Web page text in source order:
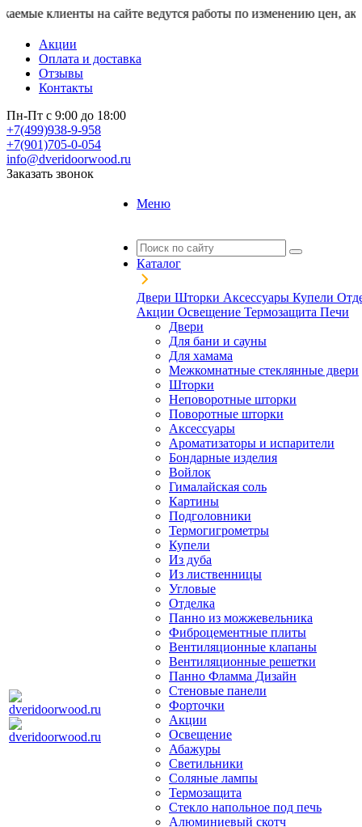
на сайте ведутся работы по изменению цен, актуальную
Акции
Оплата и доставка
Отзывы
Контакты
Пн-Пт с 9:00 до 18:00
+7(499)938-9-958
+7(901)705-0-054
info@dveridoorwood.ru
Заказать звонок
Меню
Каталог
Двери Шторки Аксессуары Купели
Акции Освещение Термозащита Печи
Двери
Для бани и сауны
Для хамама
Межкомнатные стеклянные двери
Шторки
Неповоротные шторки
Поворотные шторки
Аксессуары
Ароматизаторы и испарители
Бондарные изделия
Войлок
Гималайская соль
Картины
Подголовники
Термогигрометры
Купели
Из дуба
Из лиственницы
Угловые
Отделка
Панно из можжевельника
Фиброцементные плиты
Вентиляционные клапаны
Вентиляционные решетки
Панно Фламма Дизайн
Стеновые панели
Форточки
Акции
Освещение
Абажуры
Светильники
Соляные лампы
Термозащита
Стекло напольное под печь
Алюминиевый скотч